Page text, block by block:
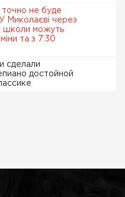
точно не буде
Миколаєві через
школи можуть
та з 7:30
сделали
достойной